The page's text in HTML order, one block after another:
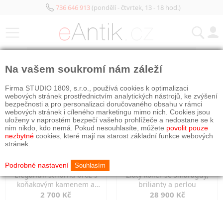
736 646 913(pondělí - čtvrtek, 13 - 18 hod.)
Elegantní stříbrná brož s
koňakovým kamenem a
markazity
2 700 Kč
Zlatý kolier se smaragdy,
brilianty a perlou
28 900 Kč
Na vašem soukromí nám záleží
Firma STUDIO 1809, s.r.o., používá cookies k optimalizaci
webových stránek prostřednictvím analytických nástrojů, ke zvýšení
bezpečnosti a pro personalizaci doručovaného obsahu v rámci
webových stránek i cíleného marketingu mimo nich. Cookies jsou
uloženy v naprostém bezpečí vašeho prohlížeče a nedostane se k
nim nikdo, kdo nemá. Pokud nesouhlasíte, můžete povolit pouze
nezbytné cookies, které mají na starost základní funkce webových
stránek.
Podrobné nastavení Souhlasím